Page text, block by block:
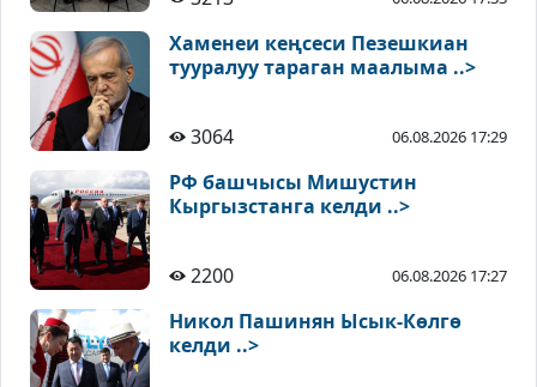
Хаменеи кеңсеси Пезешкиан
тууралуу тараган маалыма ..>
3064 06.08.2026 17:29
РФ башчысы Мишустин
Кыргызстанга келди ..>
2200 06.08.2026 17:27
Никол Пашинян Ысык-Көлгө
келди ..>